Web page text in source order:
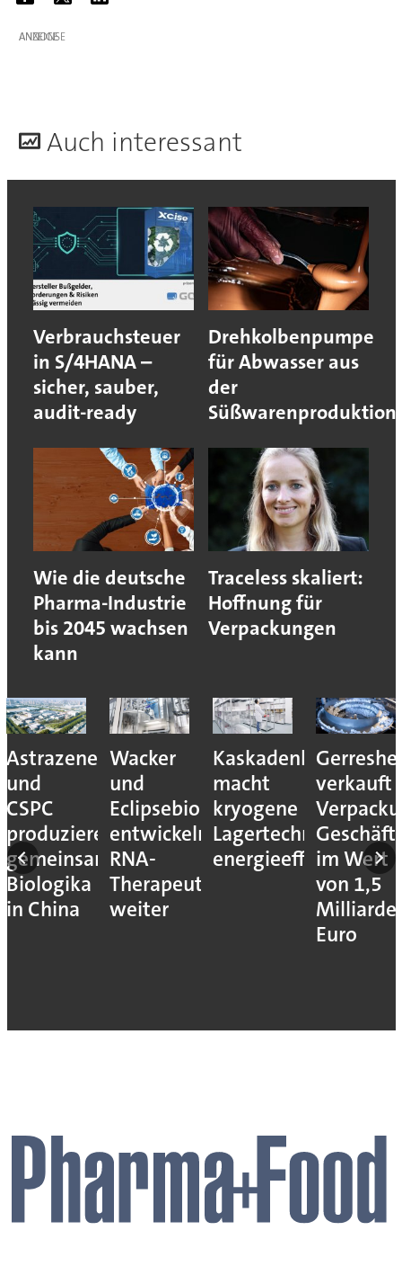
ANZEIGE
Auch interessant
Verbrauchsteuer
in S/4HANA –
sicher, sauber,
audit-ready
Drehkolbenpumpe
für Abwasser aus
der
Süßwarenproduktion
Wie die deutsche
Pharma-Industrie
bis 2045 wachsen
kann
Traceless skaliert:
Hoffnung für
Verpackungen
Astrazeneca
und
CSPC
produzieren
gemeinsam
Biologika
in China
Wacker
und
Eclipsebio
entwickeln
RNA-
Therapeutika
weiter
Kaskadenkonzept
macht
kryogene
Lagertechnik
energieeffizienter
verkauft
im Wert
von 1,5
Euro